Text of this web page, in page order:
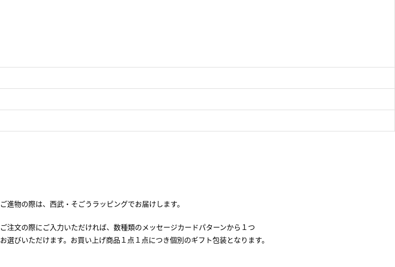
ご進物の際は、西武・そごうラッピングでお届けします。
ご注文の際にご入力いただければ、数種類のメッセージカードパターンから１つ
お選びいただけます。お買い上げ商品１点１点につき個別のギフト包装となります。